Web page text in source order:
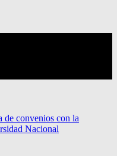
convenios con la
Nacional